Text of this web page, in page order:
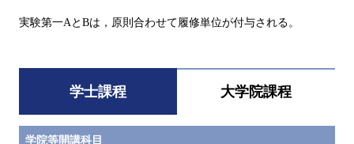
実験第一AとBは，原則合わせて履修単位が付与される。
学士課程 大学院課程
学院等開講科目